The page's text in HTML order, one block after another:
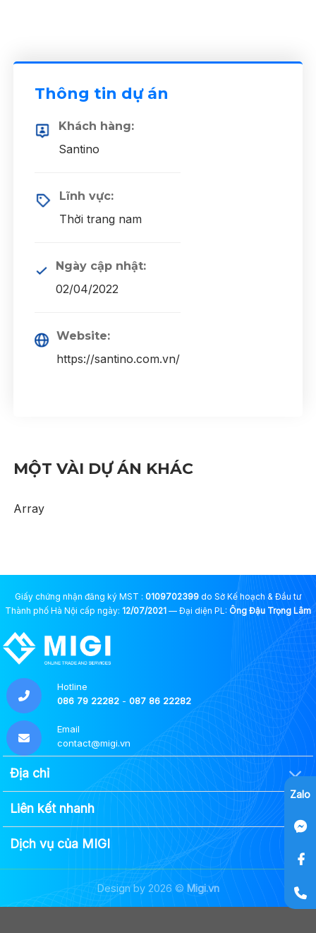
Thông tin dự án
Khách hàng:
Santino
Lĩnh vực:
Thời trang nam
Ngày cập nhật:
02/04/2022
Website:
https://santino.com.vn/
MỘT VÀI DỰ ÁN KHÁC
Array
Giấy chứng nhận đăng ký MST : 0109702399 do Sở Kế hoạch & Đầu tư
Thành phố Hà Nội cấp ngày: 12/07/2021 — Đại diện PL: Ông Đậu Trọng Lâm
Hotline
086 79 22282- 087 86 22282
Email
contact@migi.vn
Địa chỉ
Liên kết nhanh
Dịch vụ của MIGI
Design by 2026 © Migi.vn
Zalo